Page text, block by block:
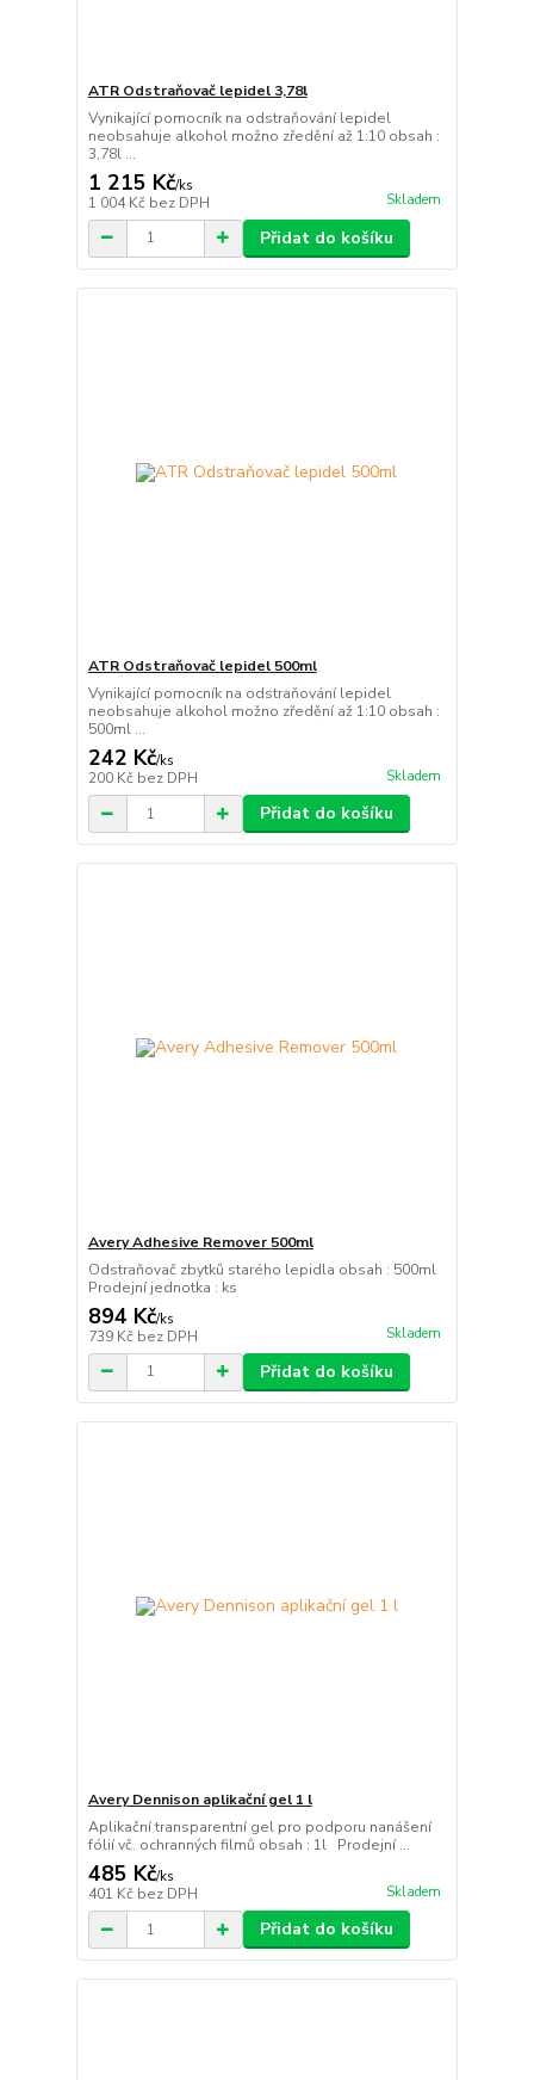
ATR Odstraňovač lepidel 3,78l
Vynikající pomocník na odstraňování lepidel
neobsahuje alkohol možno zředění až 1:10 obsah :
3,78l ...
1 215 Kč/ks
1 004 Kč bez DPH Skladem
Přidat do košíku
ATR Odstraňovač lepidel 500ml
Vynikající pomocník na odstraňování lepidel
neobsahuje alkohol možno zředění až 1:10 obsah :
500ml ...
242 Kč/ks
200 Kč bez DPH Skladem
Přidat do košíku
Avery Adhesive Remover 500ml
Odstraňovač zbytků starého lepidla obsah : 500ml
Prodejní jednotka : ks
894 Kč/ks
739 Kč bez DPH Skladem
Přidat do košíku
Avery Dennison aplikační gel 1 l
Aplikační transparentní gel pro podporu nanášení
fólií vč. ochranných filmů obsah : 1l Prodejní ...
485 Kč/ks
401 Kč bez DPH Skladem
Přidat do košíku